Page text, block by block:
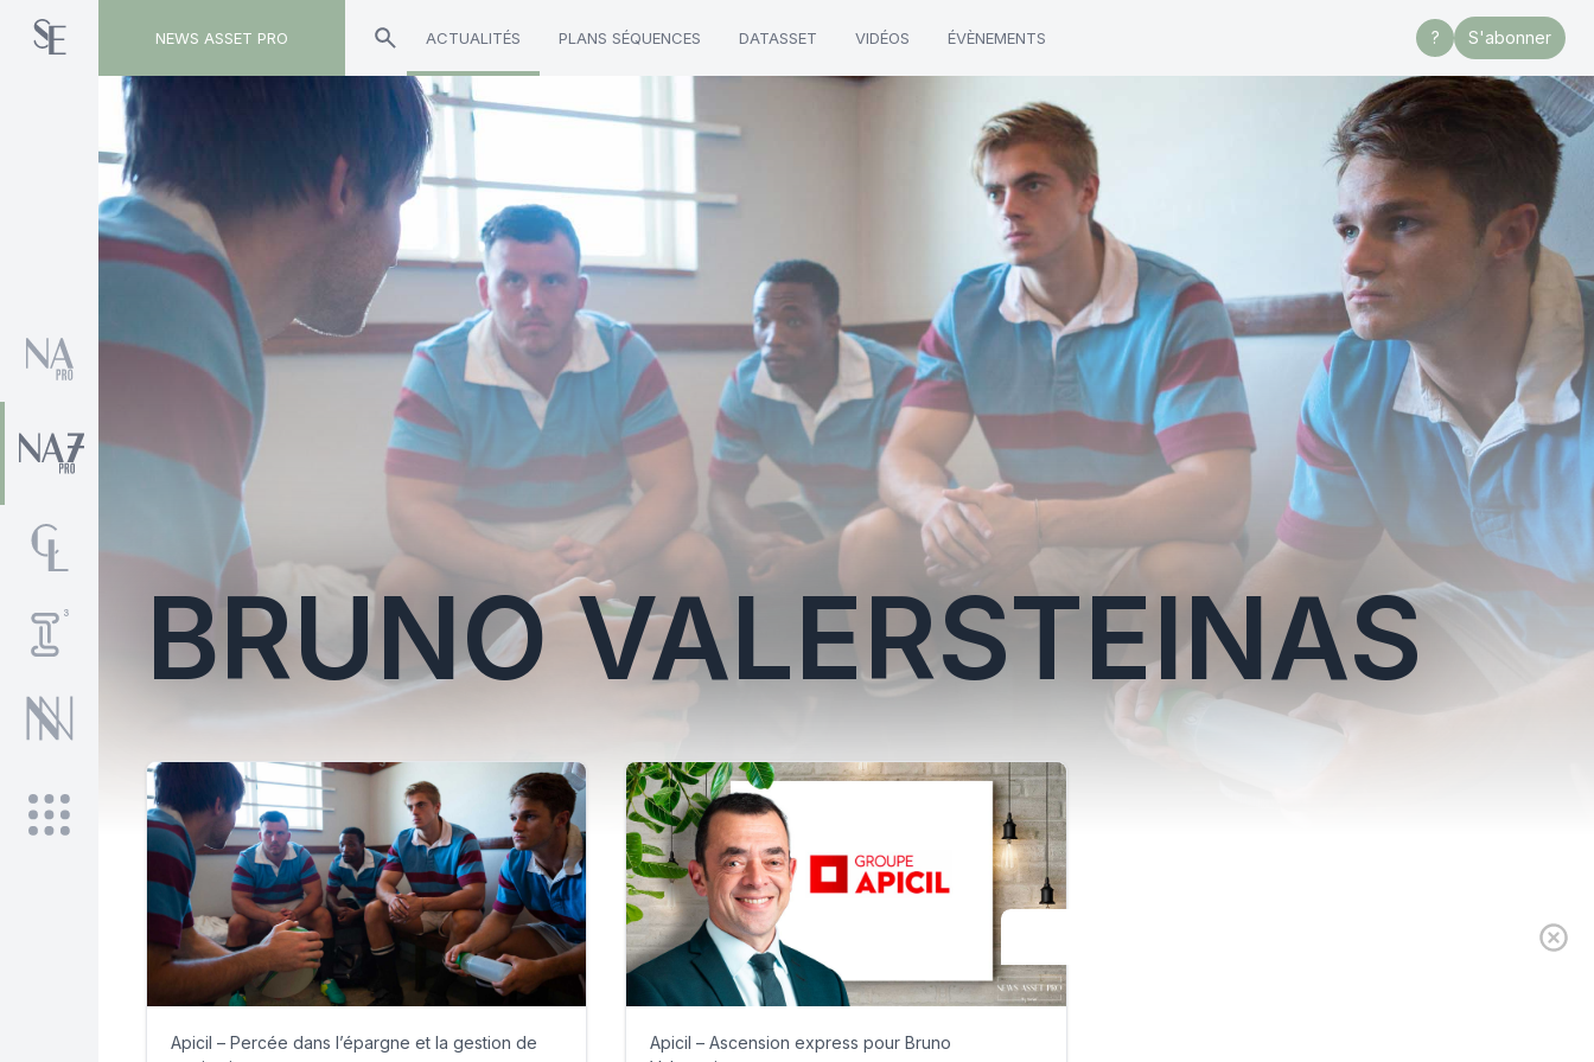
NEWS ASSET PRO ACTUALITÉS PLANS SÉQUENCES DATASSET VIDÉOS ÉVÈNEMENTS ? S'abonner
Toute l'actualité sur le tag "Bruno Valersteinas"
BRUNO VALERSTEINAS
Apicil – Percée dans l’épargne et la gestion de
Apicil – Ascension express pour Bruno